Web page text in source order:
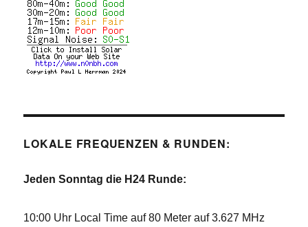
LOKALE FREQUENZEN & RUNDEN:
Jeden Sonntag die H24 Runde:
10:00 Uhr Local Time auf 80 Meter auf 3.627 MHz